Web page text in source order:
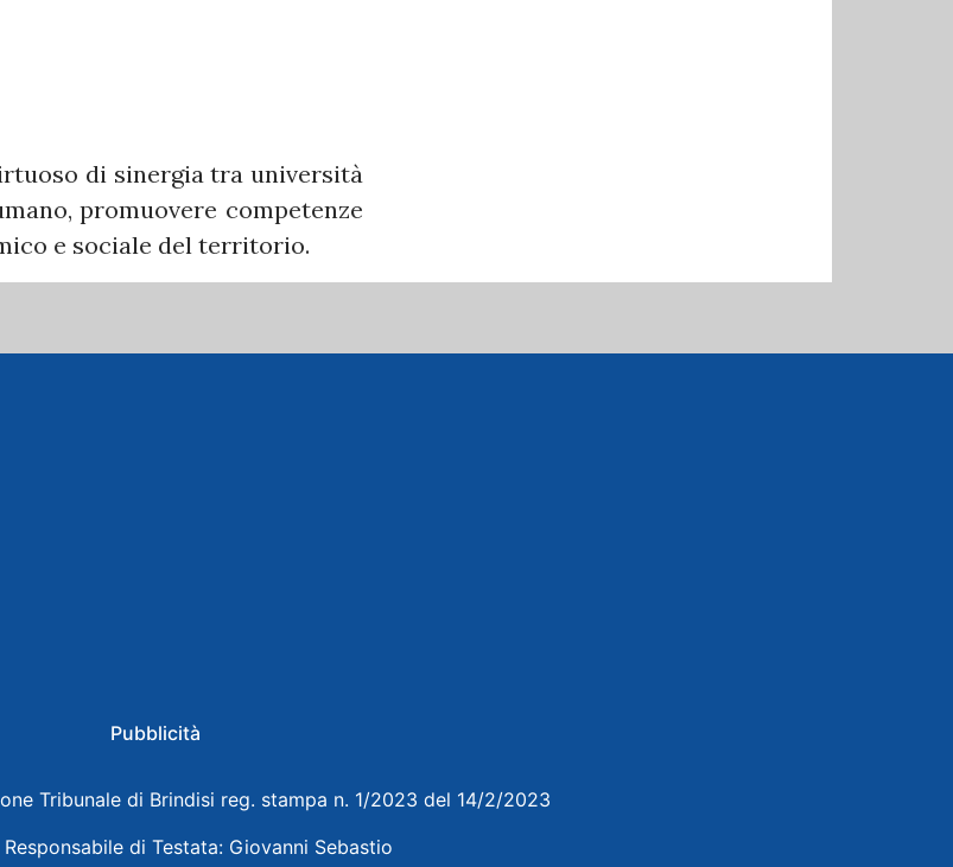
di sinergia tra università
promuovere competenze
e sociale del territorio.
Pubblicità
Tribunale di Brindisi reg. stampa n. 1/2023 del 14/2/2023
di Testata: Giovanni Sebastio